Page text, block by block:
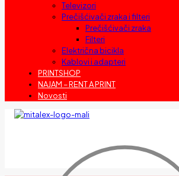
Televizori
Prečišćivači zraka i filteri
Prečišćivači zraka
Filteri
Električna bicikla
Kablovi i adapteri
PRINTSHOP
NAJAM – RENT A PRINT
Novosti